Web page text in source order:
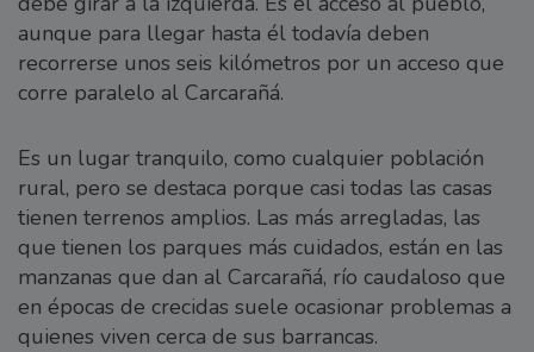
aunque para llegar hasta él todavía deben
recorrerse unos seis kilómetros por un acceso que
corre paralelo al Carcarañá.
Es un lugar tranquilo, como cualquier población
rural, pero se destaca porque casi todas las casas
tienen terrenos amplios. Las más arregladas, las
que tienen los parques más cuidados, están en las
manzanas que dan al Carcarañá, río caudaloso que
en épocas de crecidas suele ocasionar problemas a
quienes viven cerca de sus barrancas.